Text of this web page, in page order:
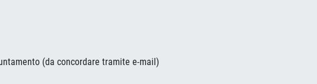
(da concordare tramite e-mail)